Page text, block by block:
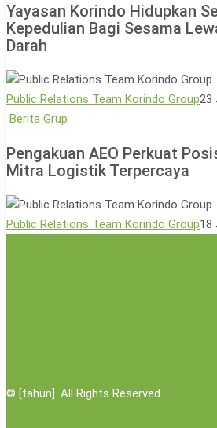
Perkuat
Agrowisata
Hidupkan
Semangat
Bagi
Sesama
Donor
Darah
Yayasan Korindo Hidupkan
Kepedulian Bagi Sesama
Darah
Public Relations Team Korindo Group23
Berita Grup
Perkuat
Posisi
Mitra
Pengakuan AEO Perkuat
Mitra Logistik Terpercaya
Public Relations Team Korindo Group18
© [tahun]. All Rights Reserved.